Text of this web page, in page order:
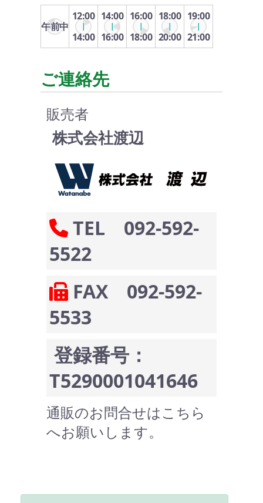
午前中
12:00
14:00
14:00
16:00
16:00
18:00
18:00
20:00
19:00
21:00
ご連絡先
販売者
株式会社渡辺
TEL 092-592-
5522
FAX 092-592-
5533
登録番号：
T5290001041646
通販のお問合せはこちら
へお願いします。